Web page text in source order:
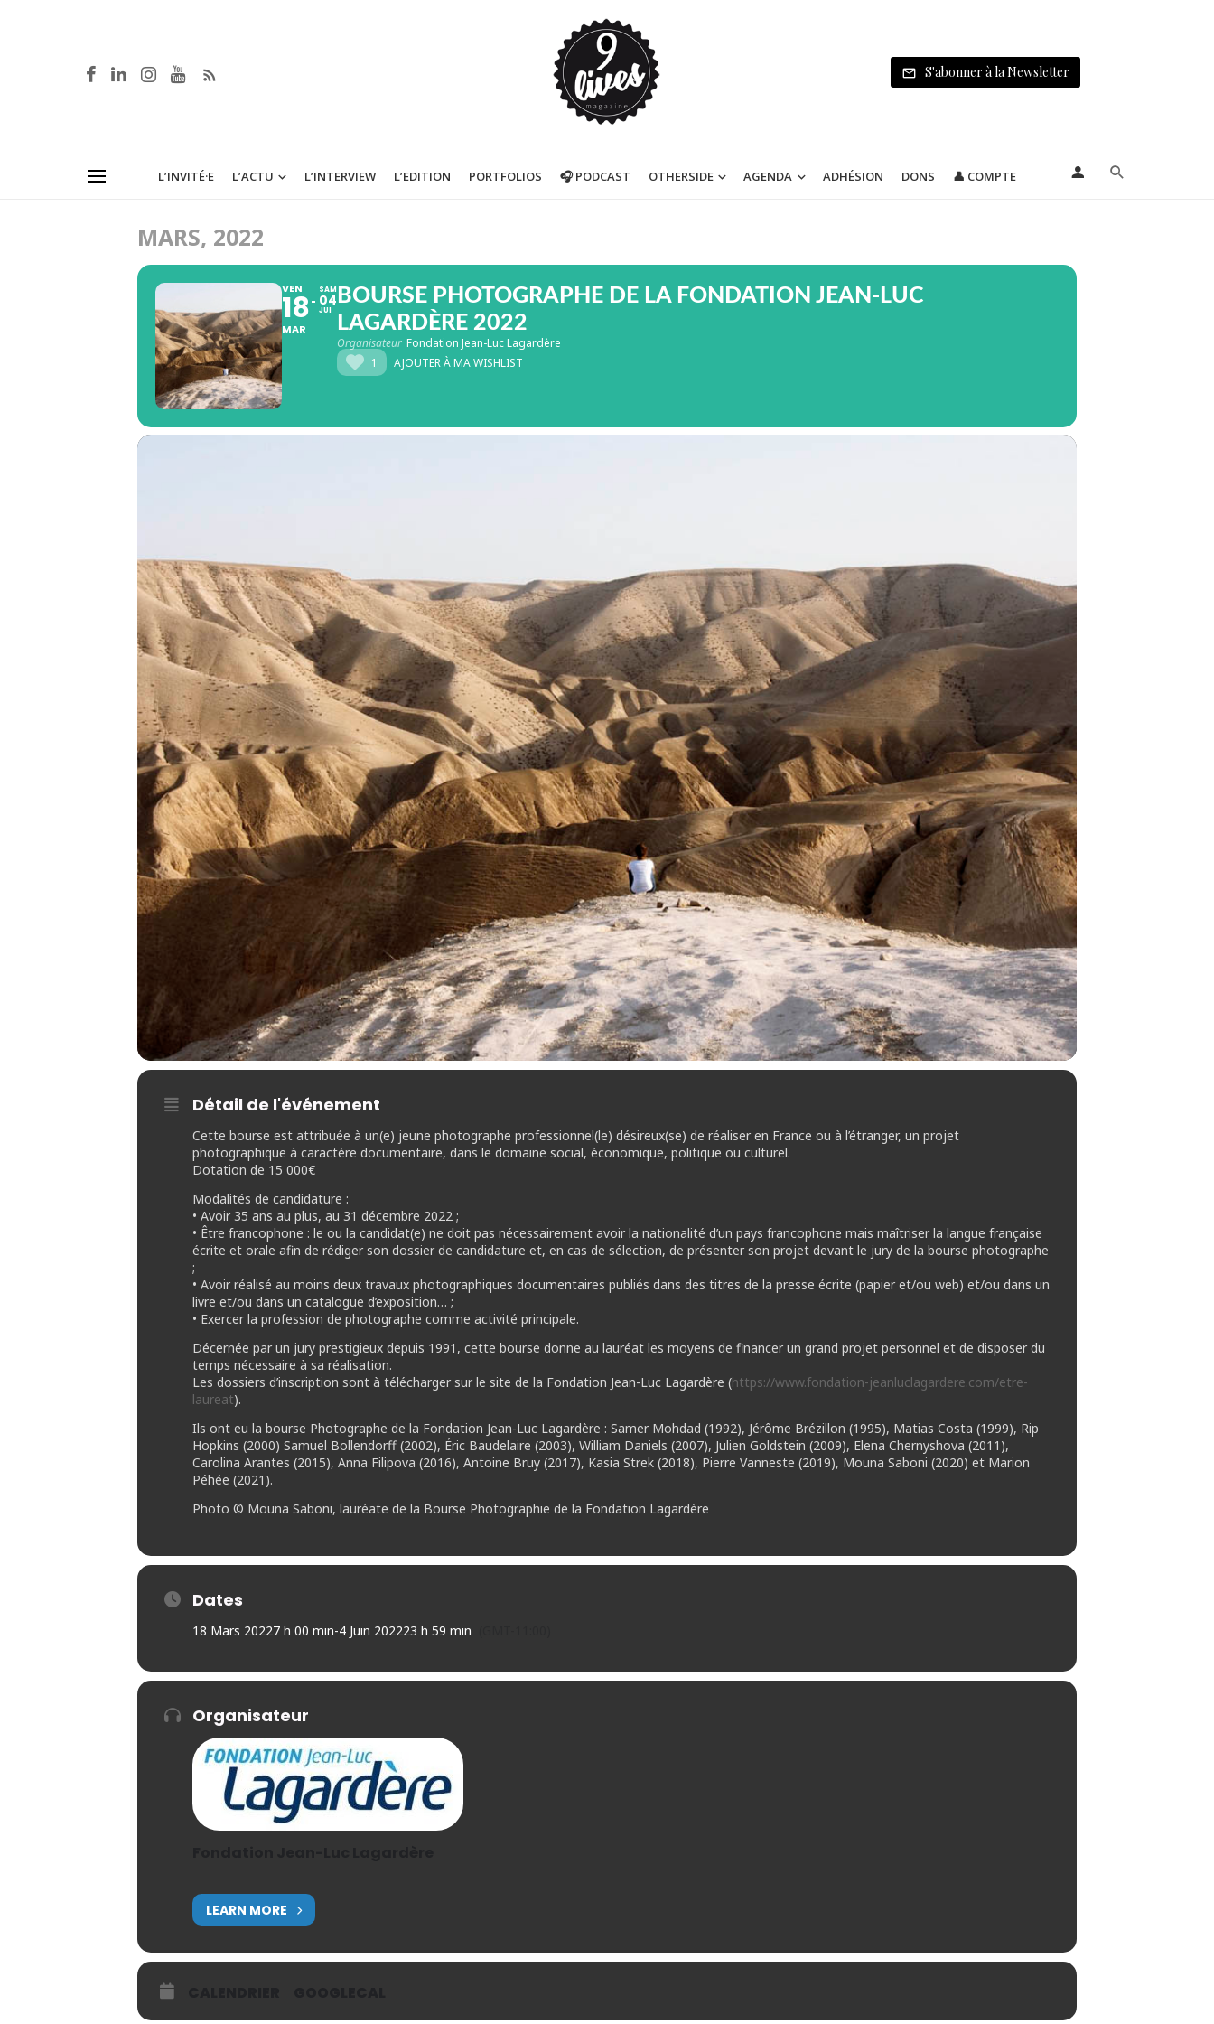
S'abonner à la Newsletter
L’INVITÉ·E L’ACTU L’INTERVIEW L’EDITION PORTFOLIOS 🎧 PODCAST OTHERSIDE AGENDA ADHÉSION DONS 👤 COMPTE
MARS, 2022
VEN
18
MAR
SAM
04
JUI
BOURSE PHOTOGRAPHE DE LA FONDATION JEAN-LUC
LAGARDÈRE 2022
Organisateur Fondation Jean-Luc Lagardère
1
AJOUTER À MA WISHLIST
Détail de l'événement
Cette bourse est attribuée à un(e) jeune photographe professionnel(le) désireux(se) de réaliser en France ou à l’étranger, un projet
photographique à caractère documentaire, dans le domaine social, économique, politique ou culturel.
Dotation de 15 000€
Modalités de candidature :
• Avoir 35 ans au plus, au 31 décembre 2022 ;
• Être francophone : le ou la candidat(e) ne doit pas nécessairement avoir la nationalité d’un pays francophone mais maîtriser la langue française
écrite et orale afin de rédiger son dossier de candidature et, en cas de sélection, de présenter son projet devant le jury de la bourse photographe
;
• Avoir réalisé au moins deux travaux photographiques documentaires publiés dans des titres de la presse écrite (papier et/ou web) et/ou dans un
livre et/ou dans un catalogue d’exposition… ;
• Exercer la profession de photographe comme activité principale.
Décernée par un jury prestigieux depuis 1991, cette bourse donne au lauréat les moyens de financer un grand projet personnel et de disposer du
temps nécessaire à sa réalisation.
Les dossiers d’inscription sont à télécharger sur le site de la Fondation Jean-Luc Lagardère (https://www.fondation-jeanluclagardere.com/etre-
laureat).
Ils ont eu la bourse Photographe de la Fondation Jean-Luc Lagardère : Samer Mohdad (1992), Jérôme Brézillon (1995), Matias Costa (1999), Rip
Hopkins (2000) Samuel Bollendorff (2002), Éric Baudelaire (2003), William Daniels (2007), Julien Goldstein (2009), Elena Chernyshova (2011),
Carolina Arantes (2015), Anna Filipova (2016), Antoine Bruy (2017), Kasia Strek (2018), Pierre Vanneste (2019), Mouna Saboni (2020) et Marion
Péhée (2021).
Photo © Mouna Saboni, lauréate de la Bourse Photographie de la Fondation Lagardère
Dates
18 Mars 20227 h 00 min-4 Juin 202223 h 59 min
Organisateur
LEARN MORE